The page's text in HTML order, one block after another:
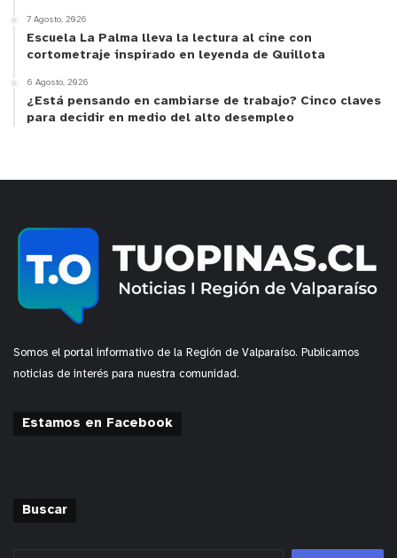
7 Agosto, 2026
Escuela La Palma lleva la lectura al cine con
cortometraje inspirado en leyenda de Quillota
6 Agosto, 2026
¿Está pensando en cambiarse de trabajo? Cinco claves
para decidir en medio del alto desempleo
Somos el portal informativo de la Región de Valparaíso. Publicamos
noticias de interés para nuestra comunidad.
Estamos en Facebook
Buscar